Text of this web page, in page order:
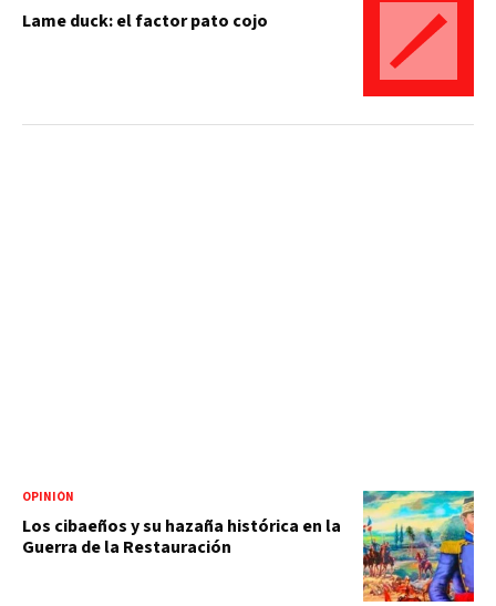
Lame duck: el factor pato cojo
OPINIÓN
Los cibaeños y su hazaña histórica en la
Guerra de la Restauración